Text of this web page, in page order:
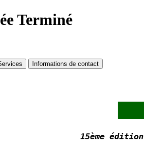
Terminé
Informations de contact
15ème édition